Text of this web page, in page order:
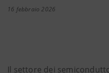
16 febbraio 2026
Il settore dei